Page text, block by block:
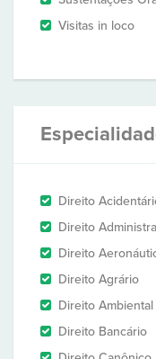
Visitas in loco
Direito
Direito
Direito
Direito Agrário
Direito Ambiental
Direito Bancário